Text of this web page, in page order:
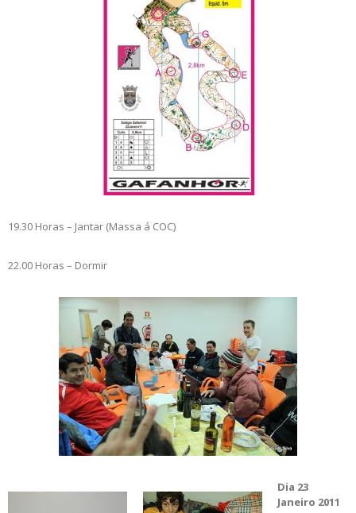
19.30 Horas – Jantar (Massa á COC)
22.00 Horas – Dormir
Dia 23
Janeiro 2011